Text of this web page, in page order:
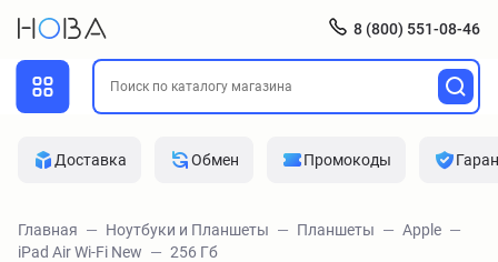
8 (800) 551-08-46
Доставка Обмен Промокоды
Главная Ноутбуки и Планшеты Планшеты
Apple
iPad Air Wi-Fi New
256 Гб